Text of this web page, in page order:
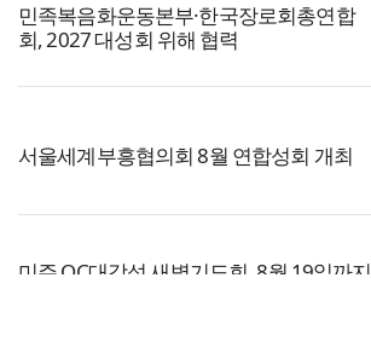
민족복음화운동본부·한국장로회총연합
회, 2027 대성회 위해 협력
서울세계부흥협의회 8월 연합성회 개최
미주 OC대각성 새벽기도회, 8월 19일까지